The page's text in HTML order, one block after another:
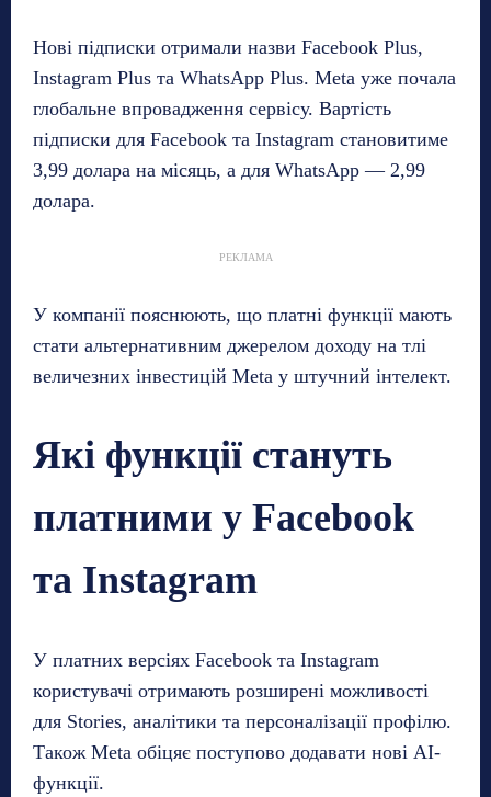
Нові підписки отримали назви Facebook Plus,
Instagram Plus та WhatsApp Plus. Meta уже почала
глобальне впровадження сервісу. Вартість
підписки для Facebook та Instagram становитиме
3,99 долара на місяць, а для WhatsApp — 2,99
долара.
РЕКЛАМА
У компанії пояснюють, що платні функції мають
стати альтернативним джерелом доходу на тлі
величезних інвестицій Meta у штучний інтелект.
Які функції стануть
платними у Facebook
та Instagram
У платних версіях Facebook та Instagram
користувачі отримають розширені можливості
для Stories, аналітики та персоналізації профілю.
Також Meta обіцяє поступово додавати нові AI-
функції.